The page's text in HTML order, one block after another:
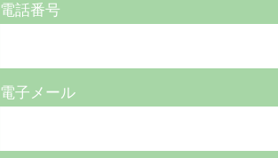
電話番号
電子メール